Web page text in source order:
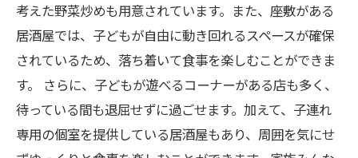
考えた野菜炒めも用意されています。また、座敷がある
居酒屋では、子どもが自由に動き回れるスペースが確保
されているため、落ち着いて食事を楽しむことができま
す。 さらに、子どもが遊べるコーナーがある店も多く、
待っている間も退屈せずに過ごせます。加えて、子連れ
専用の個室を提供している居酒屋もあり、周囲を気にせ